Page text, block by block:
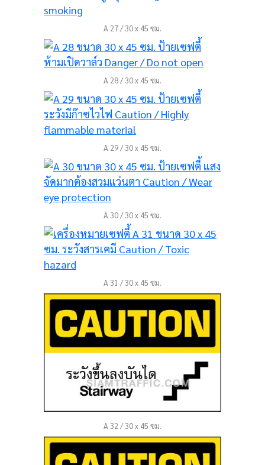
A 27 / 30 x 45 ซม.
A 28 / 30 x 45 ซม.
A 29 / 30 x 45 ซม.
A 30 / 30 x 45 ซม.
A 31 / 30 x 45 ซม.
A 32 / 30 x 45 ซม.